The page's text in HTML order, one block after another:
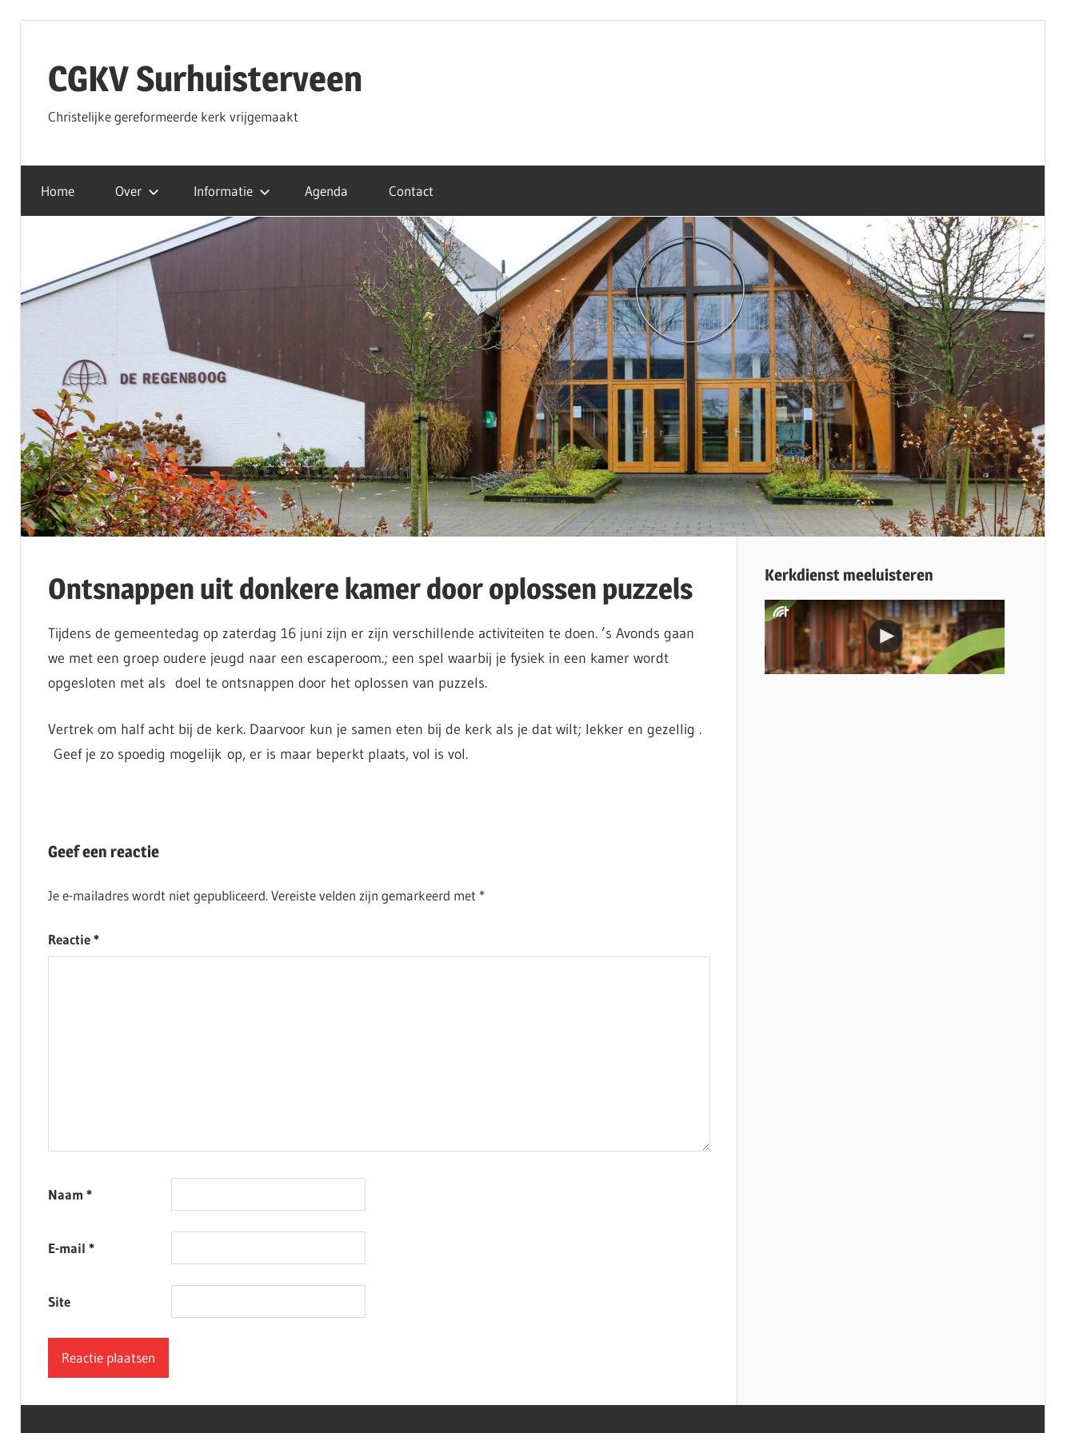
CGKV Surhuisterveen
Christelijke gereformeerde kerk vrijgemaakt
Home Over Informatie Agenda Contact
Ontsnappen uit donkere kamer door oplossen puzzels
Tijdens de gemeentedag op zaterdag 16 juni zijn er zijn verschillende activiteiten te doen. ’s Avonds gaan
we met een groep oudere jeugd naar een escaperoom.; een spel waarbij je fysiek in een kamer wordt
opgesloten met als doel te ontsnappen door het oplossen van puzzels.
Vertrek om half acht bij de kerk. Daarvoor kun je samen eten bij de kerk als je dat wilt; lekker en gezellig .
Geef je zo spoedig mogelijk op, er is maar beperkt plaats, vol is vol.
Geef een reactie
Je e-mailadres wordt niet gepubliceerd. Vereiste velden zijn gemarkeerd met *
Reactie*
Naam *
E-mail *
Site
Kerkdienst meeluisteren